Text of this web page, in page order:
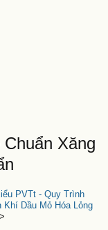
Xăng
PVTt - Quy Trình
Khí Dầu Mỏ Hóa Lỏng